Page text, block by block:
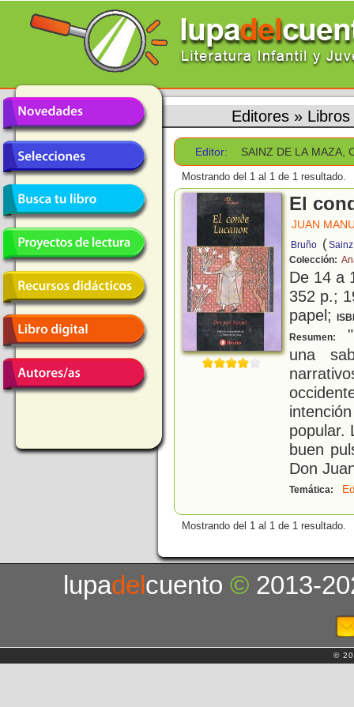
Editores »
Editor: SAINZ DE LA MAZA,
Mostrando del 1 al 1 de 1 resultado.
El
JUAN
Bruño (
Colección:
De 14 a
352 p.;
papel;
Resumen:
una
popular.
buen
Don
Temática:
Mostrando del 1 al 1 de 1 resultado.
lupadelcuento© 2013-
©